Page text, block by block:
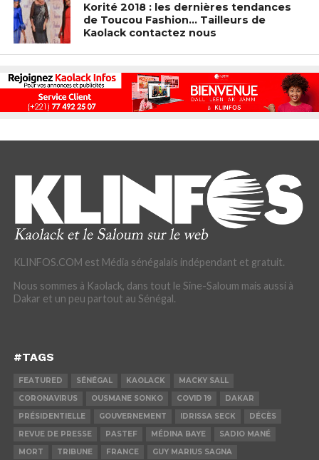
Korité 2018 : les dernières tendances
de Toucou Fashion… Tailleurs de
Kaolack contactez nous
KLINFOS.COM est Média sénégalais indépendant et gratuit.
Nous sommes à Kaolack, dans tout le Sine-Saloum mais aussi à
Dakar et un peu partout au Sénégal.
#TAGS
FEATURED SÉNÉGAL KAOLACK
MACKY SALL
CORONAVIRUS
OUSMANE SONKO COVID 19
DAKAR
PRÉSIDENTIELLE
GOUVERNEMENT IDRISSA SECK
DÉCÈS
REVUE DE PRESSE
PASTEF MÉDINA BAYE
SADIO MANÉ
MORT
TRIBUNE FRANCE GUY MARIUS SAGNA